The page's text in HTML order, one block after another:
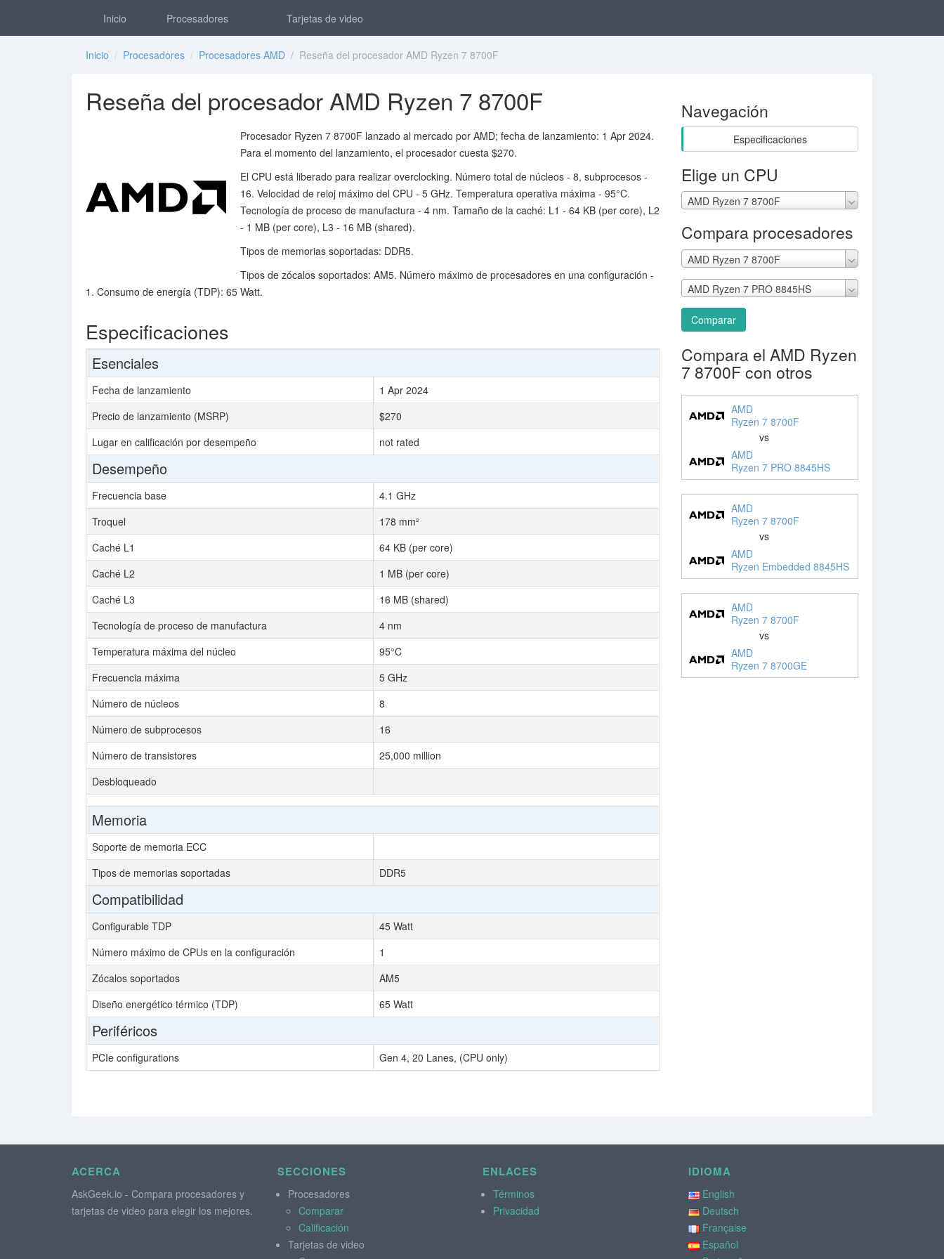
Inicio Procesadores Tarjetas de video
Inicio / Procesadores / Procesadores AMD / Reseña del procesador AMD Ryzen 7 8700F
Reseña del procesador AMD Ryzen 7 8700F
Procesador Ryzen 7 8700F lanzado al mercado por AMD; fecha de lanzamiento: 1 Apr 2024.
Para el momento del lanzamiento, el procesador cuesta $270.
El CPU está liberado para realizar overclocking. Número total de núcleos - 8, subprocesos -
16. Velocidad de reloj máximo del CPU - 5 GHz. Temperatura operativa máxima - 95°C.
Tecnología de proceso de manufactura - 4 nm. Tamaño de la caché: L1 - 64 KB (per core), L2
- 1 MB (per core), L3 - 16 MB (shared).
Tipos de memorias soportadas: DDR5.
Tipos de zócalos soportados: AM5. Número máximo de procesadores en una configuración -
1. Consumo de energía (TDP): 65 Watt.
Especificaciones
Esenciales
Fecha de lanzamiento
1 Apr 2024
Precio de lanzamiento (MSRP)
$270
Lugar en calificación por desempeño
not rated
Desempeño
Frecuencia base
4.1 GHz
Troquel
178 mm²
Caché L1
64 KB (per core)
Caché L2
1 MB (per core)
Caché L3
16 MB (shared)
Tecnología de proceso de manufactura
4 nm
Temperatura máxima del núcleo
95°C
Frecuencia máxima
5 GHz
Número de núcleos
8
Número de subprocesos
16
Número de transistores
25,000 million
Desbloqueado
Memoria
Soporte de memoria ECC
Tipos de memorias soportadas
DDR5
Compatibilidad
Configurable TDP
45 Watt
Número máximo de CPUs en la configuración
1
Zócalos soportados
AM5
Diseño energético térmico (TDP)
65 Watt
Periféricos
PCIe configurations Gen 4, 20 Lanes, (CPU only)
Navegación
Especificaciones
Elige un CPU
AMD Ryzen 7 8700F
Compara procesadores
AMD Ryzen 7 8700F
AMD Ryzen 7 PRO 8845HS
Comparar
Compara el AMD Ryzen
7 8700F con otros
AMD
Ryzen 7 8700F
vs
AMD
Ryzen 7 PRO 8845HS
AMD
Ryzen 7 8700F
vs
AMD
Ryzen Embedded 8845HS
AMD
Ryzen 7 8700F
vs
AMD
Ryzen 7 8700GE
ACERCA
AskGeek.io - Compara procesadores y
tarjetas de video para elegir los mejores.
SECCIONES
Procesadores
Comparar
Calificación
Tarjetas de video
ENLACES
Términos
Privacidad
IDIOMA
English
Deutsch
Française
Español